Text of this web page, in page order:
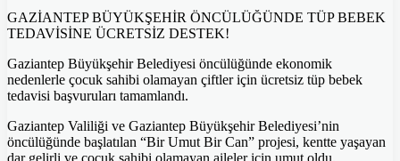
GAZİANTEP BÜYÜKŞEHİR ÖNCÜLÜĞÜNDE TÜP BEBEK
TEDAVİSİNE ÜCRETSİZ DESTEK!
Gaziantep Büyükşehir Belediyesi öncülüğünde ekonomik
nedenlerle çocuk sahibi olamayan çiftler için ücretsiz tüp bebek
tedavisi başvuruları tamamlandı.
Gaziantep Valiliği ve Gaziantep Büyükşehir Belediyesi’nin
öncülüğünde başlatılan “Bir Umut Bir Can” projesi, kentte yaşayan